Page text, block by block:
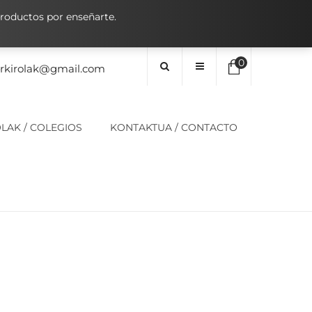
0
/ COLEGIOS KONTAKTUA / CONTACTO
por enseñarte.